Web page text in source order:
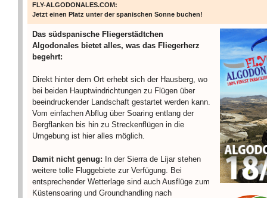
FLY-ALGODONALES.COM:
Jetzt einen Platz unter der spanischen Sonne buchen!
Das südspanische Fliegerstädtchen
Algodonales bietet alles, was das Fliegerherz
begehrt:
Direkt hinter dem Ort erhebt sich der Hausberg, wo
bei beiden Hauptwindrichtungen zu Flügen über
beeindruckender Landschaft gestartet werden kann.
Vom einfachen Abflug über Soaring entlang der
Bergflanken bis hin zu Streckenflügen in die
Umgebung ist hier alles möglich.
Damit nicht genug: In der Sierra de Líjar stehen
weitere tolle Fluggebiete zur Verfügung. Bei
entsprechender Wetterlage sind auch Ausflüge zum
Küstensoaring und Groundhandling nach